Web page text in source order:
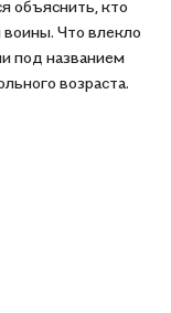
объяснить, кто
Что влекло
под названием
возраста.